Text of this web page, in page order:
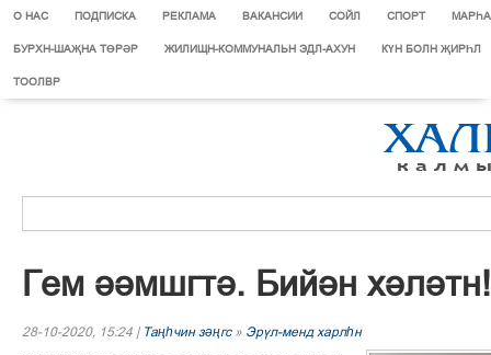
О НАС ПОДПИСКА РЕКЛАМА ВАКАНСИИ СОЙЛ СПОРТ
БУРХН-ШАҖНА ТӨРӘР ЖИЛИЩН-КОММУНАЛЬН ЭДЛ-АХУН КҮН БОЛН ҖИРҺЛ
ТООЛВР
Гем іімшгті. Бийін хілітн!
28-10-2020, 15:24 | Таңһчин зәңгс» Эрўл-менд харлһн